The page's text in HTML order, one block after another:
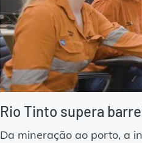
Rio Tinto supera
Da mineração ao porto, a